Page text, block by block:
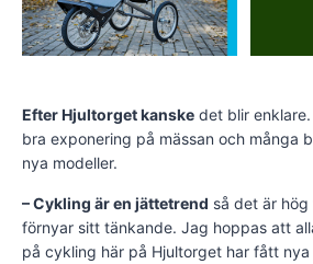
Efter Hjultorget kanske det blir
bra exponering på mässan och många
nya modeller.
– Cykling är en jättetrend så det är
förnyar sitt tänkande. Jag hoppas att
på cykling här på Hjultorget har fått